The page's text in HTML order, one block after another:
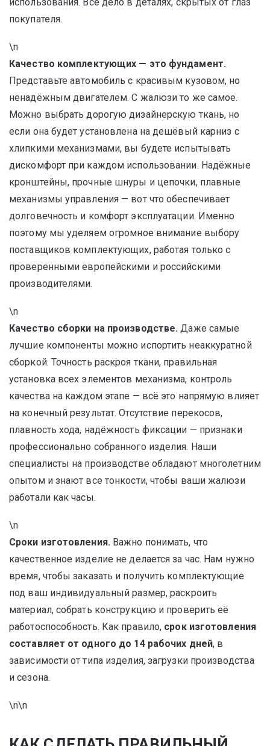
покупателя.
\n
Качество комплектующих — это фундамент.
Представьте автомобиль с красивым кузовом, но
ненадёжным двигателем. С жалюзи то же самое.
Можно выбрать дорогую дизайнерскую ткань, но
если она будет установлена на дешёвый карниз с
хлипкими механизмами, вы будете испытывать
дискомфорт при каждом использовании. Надёжные
кронштейны, прочные шнуры и цепочки, плавные
механизмы управления — вот что обеспечивает
долговечность и комфорт эксплуатации. Именно
поэтому мы уделяем огромное внимание выбору
поставщиков комплектующих, работая только с
проверенными европейскими и российскими
производителями.
\n
Качество сборки на производстве. Даже самые
лучшие компоненты можно испортить неаккуратной
сборкой. Точность раскроя ткани, правильная
установка всех элементов механизма, контроль
качества на каждом этапе — всё это напрямую влияет
на конечный результат. Отсутствие перекосов,
плавность хода, надёжность фиксации — признаки
профессионально собранного изделия. Наши
специалисты на производстве обладают многолетним
опытом и знают все тонкости, чтобы ваши жалюзи
работали как часы.
\n
Сроки изготовления.Важно понимать, что
качественное изделие не делается за час. Нам нужно
время, чтобы заказать и получить комплектующие
под ваш индивидуальный размер, раскроить
материал, собрать конструкцию и проверить её
работоспособность. Как правило, срок изготовления
составляет от одного до 14 рабочих дней, в
зависимости от типа изделия, загрузки производства
и сезона.
\n\n